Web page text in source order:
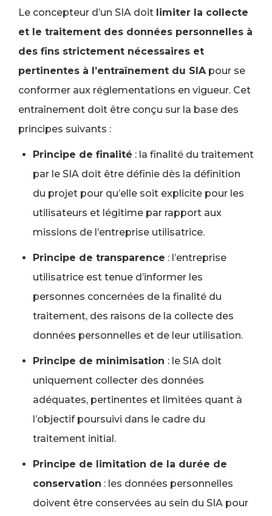
Le concepteur d’un SIA doit limiter la collecte
et le traitement des données personnelles à
des fins strictement nécessaires et
pertinentes à l’entraînement du SIApour se
conformer aux réglementations en vigueur. Cet
entraînement doit être conçu sur la base des
principes suivants :
Principe de finalité : la finalité du traitement
par le SIA doit être définie dès la définition
du projet pour qu’elle soit explicite pour les
utilisateurs et légitime par rapport aux
missions de l’entreprise utilisatrice.
Principe de transparence : l’entreprise
utilisatrice est tenue d’informer les
personnes concernées de la finalité du
traitement, des raisons de la collecte des
données personnelles et de leur utilisation.
Principe de minimisation : le SIA doit
uniquement collecter des données
adéquates, pertinentes et limitées quant à
l’objectif poursuivi dans le cadre du
traitement initial.
Principe de limitation de la durée de
conservation : les données personnelles
doivent être conservées au sein du SIA pour